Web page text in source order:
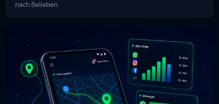
nach Belieben.